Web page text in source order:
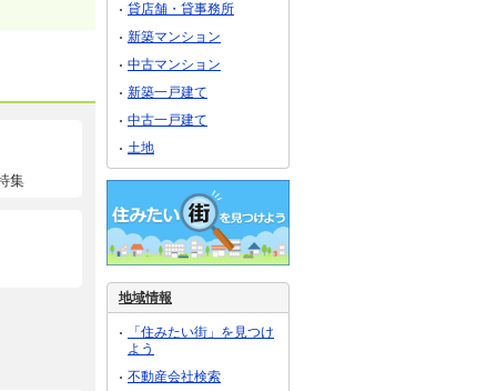
集
貸店舗・貸事務所
新築マンション
中古マンション
新築一戸建て
中古一戸建て
土地
地域情報
「住みたい街」を見つけ
よう
不動産会社検索